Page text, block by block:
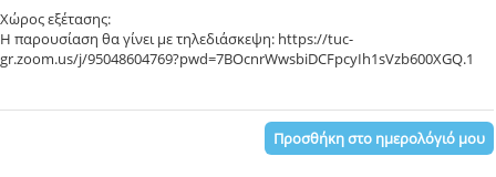
Χώρος εξέτασης:
Η παρουσίαση θα γίνει με τηλεδιάσκεψη: https://tuc-
gr.zoom.us/j/95048604769?pwd=7BOcnrWwsbiDCFpcyIh1sVzb600XGQ.1
Προσθήκη στο ημερολόγιό μου